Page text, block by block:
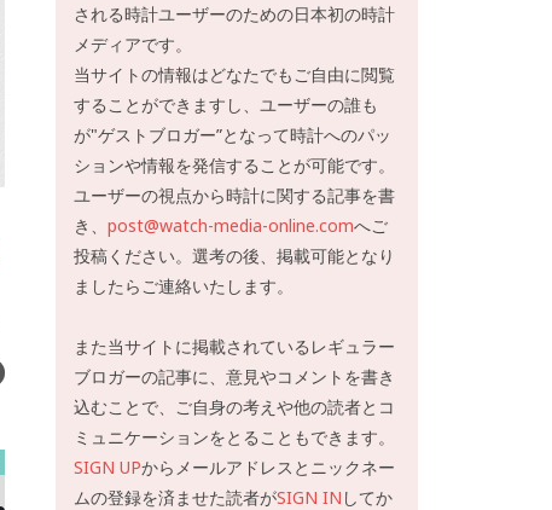
される時計ユーザーのための日本初の時計
メディアです。
当サイトの情報はどなたでもご自由に閲覧
することができますし、ユーザーの誰も
が"ゲストブロガー”となって時計へのパッ
ションや情報を発信することが可能です。
ユーザーの視点から時計に関する記事を書
き、 post@watch-media-online.comへご
投稿ください。選考の後、掲載可能となり
ましたらご連絡いたします。
また当サイトに掲載されているレギュラー
ブロガーの記事に、意見やコメントを書き
込むことで、ご自身の考えや他の読者とコ
ミュニケーションをとることもできます。
SIGN UPからメールアドレスとニックネー
ムの登録を済ませた読者がSIGN IN してか